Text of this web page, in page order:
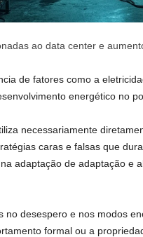
ao data center e
de fatores como a
energético no
necessariamente
caras e falsas que
adaptação de adaptação e
no desespero e nos modos
formal ou a